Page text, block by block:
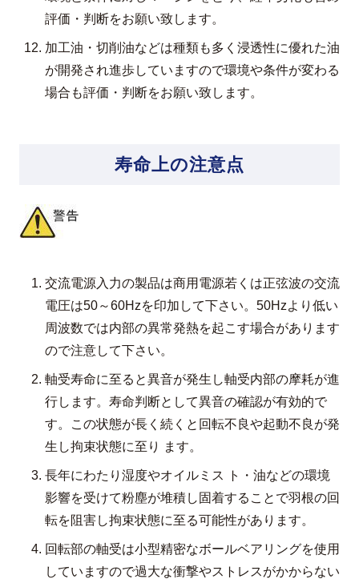
評価・判断をお願い致します。
加工油・切削油などは種類も多く浸透性に優れた油
が開発され進歩していますので環境や条件が変わる
場合も評価・判断をお願い致します。
寿命上の注意点
交流電源入力の製品は商用電源若くは正弦波の交流
電圧は50～60Hzを印加して下さい。50Hzより低い
周波数では内部の異常発熱を起こす場合があります
ので注意して下さい。
軸受寿命に至ると異音が発生し軸受内部の摩耗が進
行します。寿命判断として異音の確認が有効的で
す。この状態が長く続くと回転不良や起動不良が発
生し拘束状態に至り ます。
長年にわたり湿度やオイルミス ト・油などの環境
影響を受けて粉塵が堆積し固着することで羽根の回
転を阻害し拘束状態に至る可能性があります。
回転部の軸受は小型精密なボールベアリングを使用
していますので過大な衝撃やストレスがかからない